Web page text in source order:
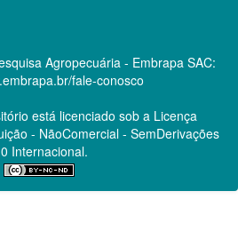
Agropecuária - Embrapa SAC:
fale-conosco
está licenciado sob a Licença
- NãoComercial - SemDerivações
Internacional.